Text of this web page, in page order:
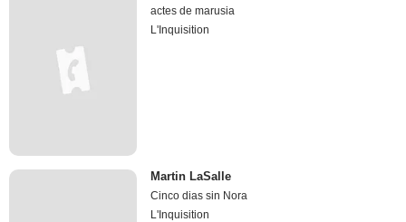
actes de marusia
L'Inquisition
Martin LaSalle
Cinco dias sin Nora
L'Inquisition